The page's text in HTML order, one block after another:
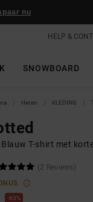
nu
HELP &
SNOWBOARD
Heren KLEDING
Blauw T-shirt met
(2 Reviews)
63%